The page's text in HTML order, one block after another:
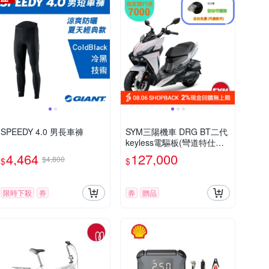
SPEEDY 4.0 男長車褲
$4,464 $4,800
限時下殺 券
SYM三陽機車 DRG BT二代
keyless電驅板(彎道特仕版)
七期 2026年出廠全新機車
$127,000
券 贈品